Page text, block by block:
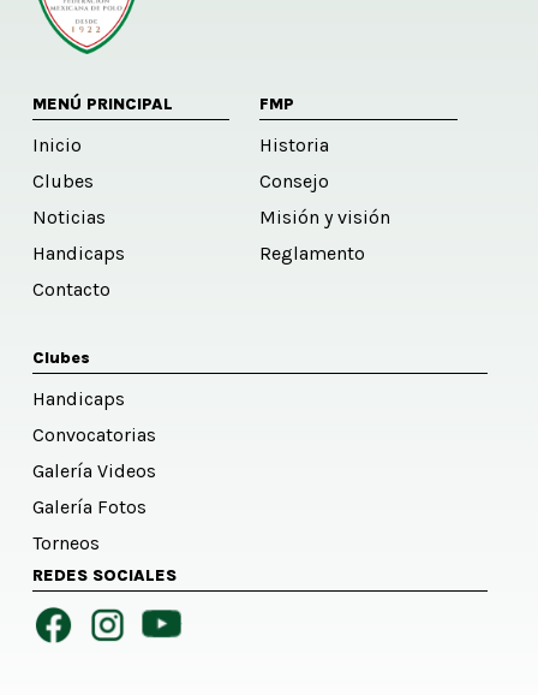
MENÚ PRINCIPAL
Inicio
Clubes
Noticias
Handicaps
Contacto
FMP
Historia
Consejo
Misión y visión
Reglamento
Clubes
Handicaps
Convocatorias
Galería Videos
Galería Fotos
Torneos
REDES SOCIALES